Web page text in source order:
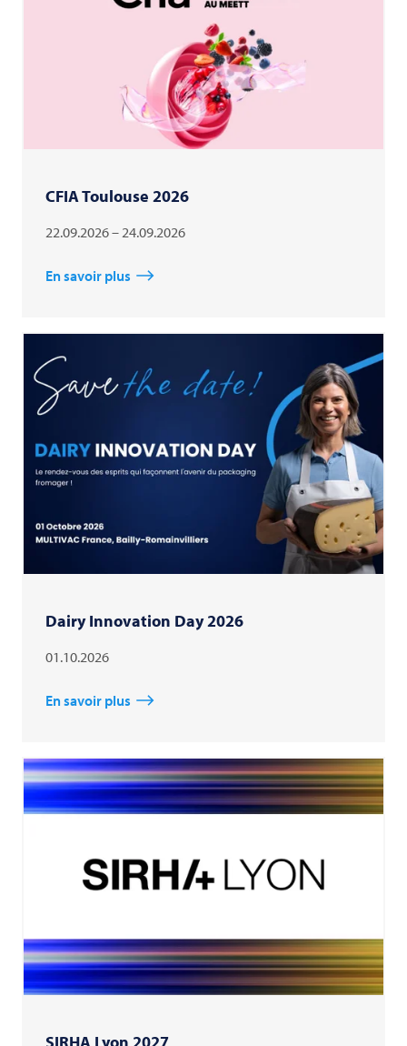
CFIA Toulouse 2026
22.09.2026 – 24.09.2026
En savoir plus
Dairy Innovation Day 2026
01.10.2026
En savoir plus
SIRHA Lyon 2027